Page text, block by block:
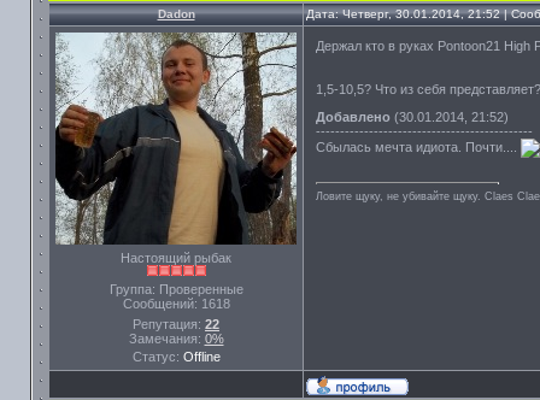
Dadon Дата: Четверг, 30.01.2014, 21:52 |
Настоящий рыбак
Группа: Проверенные
Сообщений: 1618
Репутация: 22
Замечания: 0%
Статус: Offline
Держал кто в руках Pontoon21 High
1,5-10,5? Что из себя представляет?
Добавлено (30.01.2014, 21:52)
---------------------------------------------
Сбылась мечта идиота. Почти....
Ловите щуку, не убивайте щуку. Сlaes